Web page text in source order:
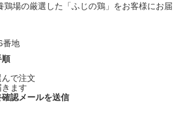
鶏場の厳選した「ふじの鶏」をお客様にお届
番地
順
で注文
ます
認メールを送信